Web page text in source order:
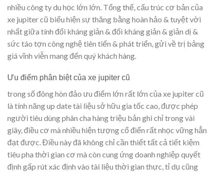
nhiều công ty du học lớn lớn. Tổng thể, cấu trúc cơ bản của
xe jupiter cũ biểu hiện sự thăng bằng hoàn hảo & tuyệt vời
nhất giữa tính đối kháng giản & đối kháng giản & giản dị &
sức táo tợn công nghệ tiên tiến & phát triển, gửi về trị bảng
giá vĩnh viễn mang đến quý khách hàng.
Ưu điểm phân biệt của xe jupiter cũ
trong số đông hòn đảo ưu điểm lớn rất lớn của xe jupiter cũ
là tính năng up date tài liệu sở hữu gia tốc cao, được phép
người tiêu dùng phân cha hàng triệu bản ghi chỉ trong vài
giây, điều cơ mà nhiều hiện tượng cổ điển rất nhọc vững hẳn
đạt được. Điều này đã không chỉ cần thiết tất cả tiết kiệm
tiêu pha thời gian cơ mà còn cung ứng doanh nghiệp quyết
định gấp rút xác định vào tài liệu thời gian thực, tỉ dụ cũng